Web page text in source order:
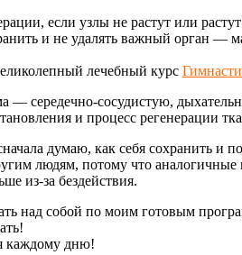
если узлы не растут или
и не удалять важный орган —
лечебный курс
— середечно-сосудистую,
и процесс регенерации
думаю, как себя сохранить и
людям, потому что
из-за бездействия.
над собой по моим готовым
каждому дню!